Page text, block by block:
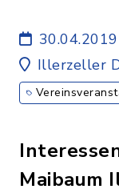
30.04.2019
Illerzeller
Maibaum